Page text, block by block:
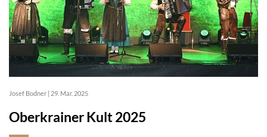
Josef Bodner | 29. Mar. 2025
Oberkrainer Kult 2025